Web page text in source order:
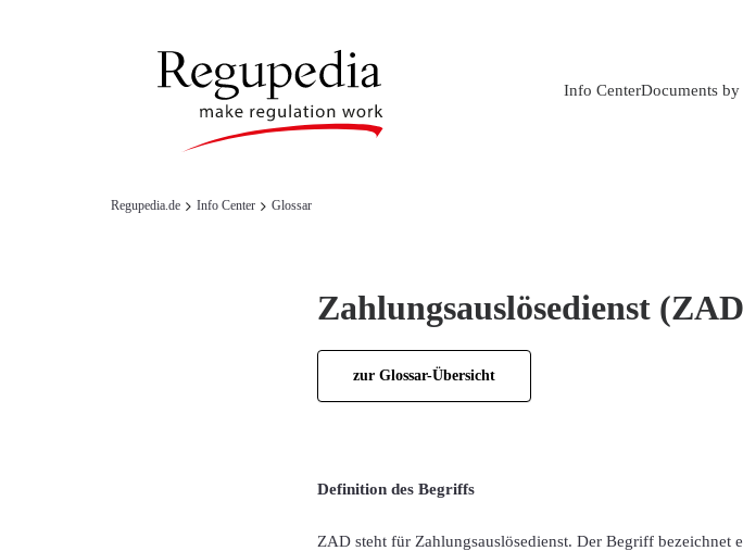
Info CenterDocuments by
Regupedia.de Info Center Glossar
Zahlungsauslösedienst
zur Glossar-Übersicht
Definition des Begriffs
ZAD steht für Zahlungsauslösedienst. Der Begriff bezeichnet